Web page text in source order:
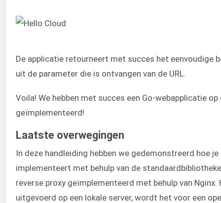
De applicatie retourneert met succes het eenvoudige
uit de parameter die is ontvangen van de URL.
Voila! We hebben met succes een Go-webapplicatie
geïmplementeerd!
Laatste overwegingen
In deze handleiding hebben we gedemonstreerd hoe
implementeert met behulp van de
reverse proxy geïmplementeerd met behulp van
uitgevoerd op een lokale server, wordt het voor een